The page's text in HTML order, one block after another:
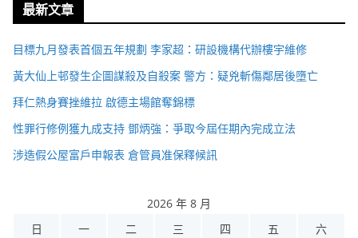
最新文章
目標九月發表首個五年規劃 李家超：研設機構代辦樓宇維修
黃大仙上邨發生企圖謀殺及自殺案 警方：疑兇斬傷鄰居後墮亡
拜仁熱身賽挫維拉 啟德主場館奪錦標
性罪行修例獲九成支持 鄧炳強：爭取今屆任期內完成立法
涉造假公屋富戶申報表 倉管員准保釋候訊
2026 年 8 月
日
一 二 三 四 五 六